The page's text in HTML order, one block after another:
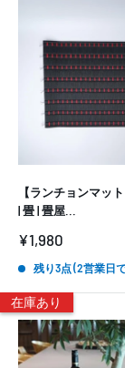
【ランチョンマッ
| 畳 | 畳屋...
販
価
¥1,980
残り3点 (2営業日
在庫あり